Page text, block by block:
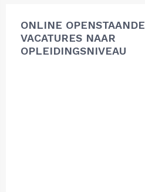
ONLINE OPENSTAANDE
VACATURES NAAR
OPLEIDINGSNIVEAU